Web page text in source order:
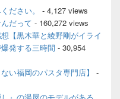
ださい。
- 4,127 views
だって - 160,272 views
【黒木華と綾野剛がイライ
発する三時間 - 30,954
い福岡のパスタ専門店】
-